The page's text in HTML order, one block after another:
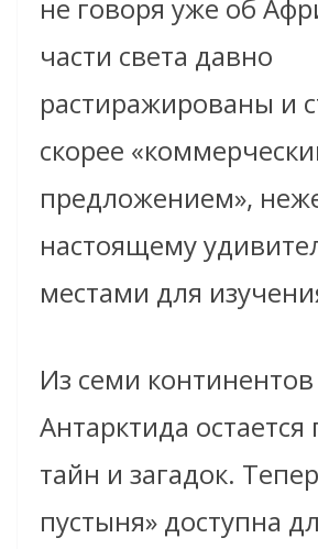
не говоря уже об
части света давно
растиражированы и
скорее
предложением»,
настоящему
местами для
Из семи
Антарктида
тайн и загадок.
пустыня» доступна